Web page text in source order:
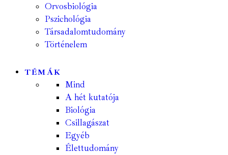
Orvosbiológia
Pszichológia
Társadalomtudomány
Történelem
TÉMÁK
Mind
A hét kutatója
Biológia
Csillagászat
Egyéb
Élettudomány